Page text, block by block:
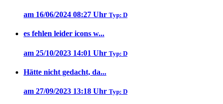
am 16/06/2024 08:27 Uhr Typ: D
es fehlen leider icons w...
am 25/10/2023 14:01 Uhr Typ: D
Hätte nicht gedacht, da...
am 27/09/2023 13:18 Uhr Typ: D